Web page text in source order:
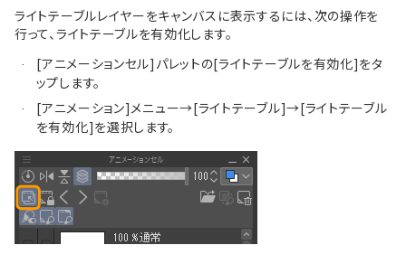
ライトテーブルレイヤーをキャンバスに表示するには、次の操作を
行って、ライトテーブルを有効化します。
·
[アニメーションセル]パレットの[ライトテーブルを有効化]をタ
ップします。
·
[アニメーション]メニュー→[ライトテーブル]→[ライトテーブル
を有効化]を選択します。